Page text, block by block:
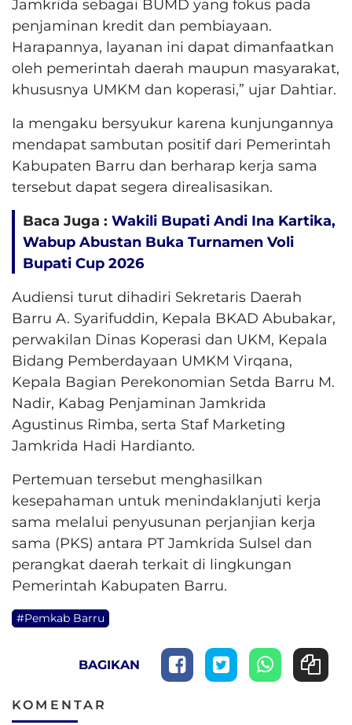
Jamkrida sebagai BUMD yang fokus pada
penjaminan kredit dan pembiayaan.
Harapannya, layanan ini dapat dimanfaatkan
oleh pemerintah daerah maupun masyarakat,
khususnya UMKM dan koperasi,” ujar Dahtiar.
Ia mengaku bersyukur karena kunjungannya
mendapat sambutan positif dari Pemerintah
Kabupaten Barru dan berharap kerja sama
tersebut dapat segera direalisasikan.
Baca Juga : Wakili Bupati Andi Ina Kartika,
Wabup Abustan Buka Turnamen Voli
Bupati Cup 2026
Audiensi turut dihadiri Sekretaris Daerah
Barru A. Syarifuddin, Kepala BKAD Abubakar,
perwakilan Dinas Koperasi dan UKM, Kepala
Bidang Pemberdayaan UMKM Virqana,
Kepala Bagian Perekonomian Setda Barru M.
Nadir, Kabag Penjaminan Jamkrida
Agustinus Rimba, serta Staf Marketing
Jamkrida Hadi Hardianto.
Pertemuan tersebut menghasilkan
kesepahaman untuk menindaklanjuti kerja
sama melalui penyusunan perjanjian kerja
sama (PKS) antara PT Jamkrida Sulsel dan
perangkat daerah terkait di lingkungan
Pemerintah Kabupaten Barru.
#Pemkab Barru
BAGIKAN
KOMENTAR